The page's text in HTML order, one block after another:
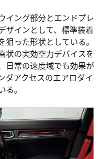
イング部分とエンドプレ
ザインとして、標準装着
った形状としている。
状の実効空力デバイスを
日常の速度域でも効果が
ダアクセスのエアロダイ
。